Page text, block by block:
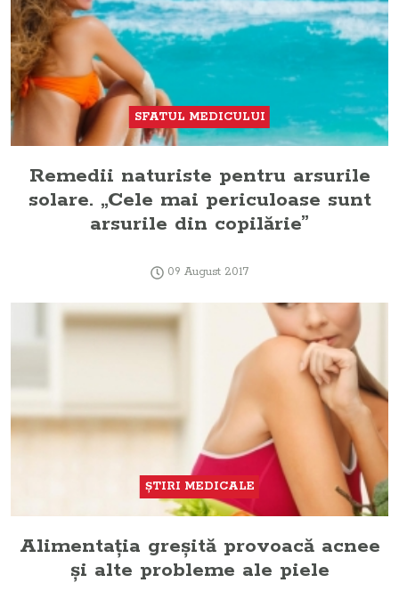
SFATUL MEDICULUI
Remedii naturiste pentru arsurile
solare. „Cele mai periculoase sunt
arsurile din copilărie”
09 August 2017
ŞTIRI MEDICALE
Alimentaţia greşită provoacă acnee
şi alte probleme ale piele